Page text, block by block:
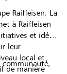
Raiffeisen. La
à Raiffeisen
et idées
leur
local et
de manière